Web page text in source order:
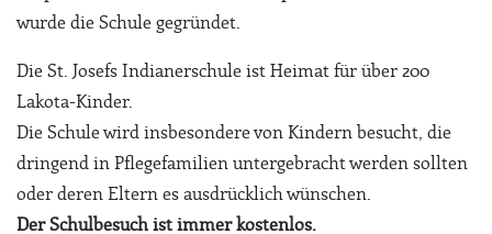
wurde die Schule gegründet.
Die St. Josefs Indianerschule ist Heimat für über 200
Lakota-Kinder.
Die Schule wird insbesondere von Kindern besucht, die
dringend in Pflegefamilien untergebracht werden sollten
oder deren Eltern es ausdrücklich wünschen.
Der Schulbesuch ist immer kostenlos.